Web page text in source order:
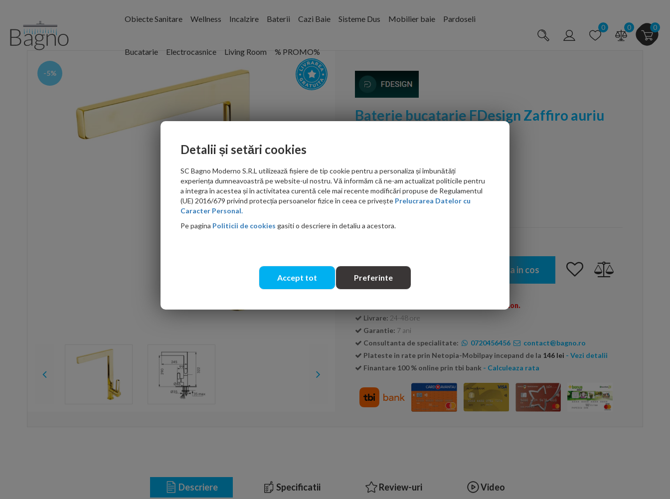
Obiecte Sanitare Wellness Incalzire Baterii Cazi Baie Sisteme Dus Mobilier baie Pardoseli
Bucatarie Electrocasnice Living Room % PROMO%
0 0 0
-5%
Baterie bucatarie FDesign Zaffiro auriu
PRP: 915.00 RON
878.00 RON
Cantitate: Adauga in cos
Transport GRATUIT la comenzi peste 600 Ron.
Livrare: 24-48 ore
Garantie: 7 ani
Consultanta de specialitate:
0720456456
contact@bagno.ro
Plateste in rate prin Netopia-Mobilpay incepand de la 146 lei - Vezi detalii
Finantare 100 % online prin tbi bank - Calculeaza rata
Descriere Specificatii Review-uri Video
Detalii și setări cookies
SC Bagno Moderno S.R.L utilizează fișiere de tip cookie pentru a personaliza și îmbunătăți
experiența dumneavoastră pe website-ul nostru. Vă informăm că ne-am actualizat politicile pentru
a integra în acestea și în activitatea curentă cele mai recente modificări propuse de Regulamentul
(UE) 2016/679 privind protecția persoanelor fizice în ceea ce privește Prelucrarea Datelor cu
Caracter Personal.
Pe pagina Politicii de cookies gasiti o descriere in detaliu a acestora.
Accept tot Preferinte